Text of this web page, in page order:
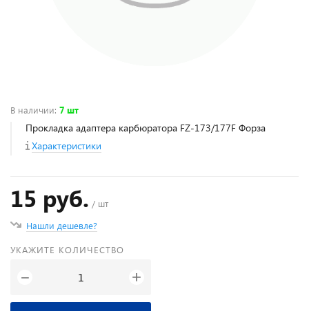
В наличии: 7 шт
Прокладка адаптера карбюратора FZ-173/177F Форза
Характеристики
15 руб. / шт
Нашли дешевле?
УКАЖИТЕ КОЛИЧЕСТВО
− +